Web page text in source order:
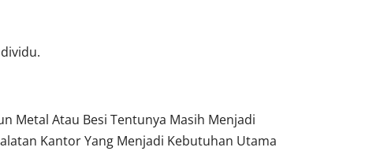
Metal Atau Besi Tentunya Masih Menjadi
Kantor Yang Menjadi Kebutuhan Utama